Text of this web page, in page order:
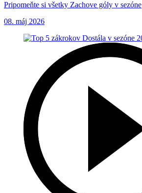
Pripomeňte si všetky Zachove góly v sezóne
08. máj 2026